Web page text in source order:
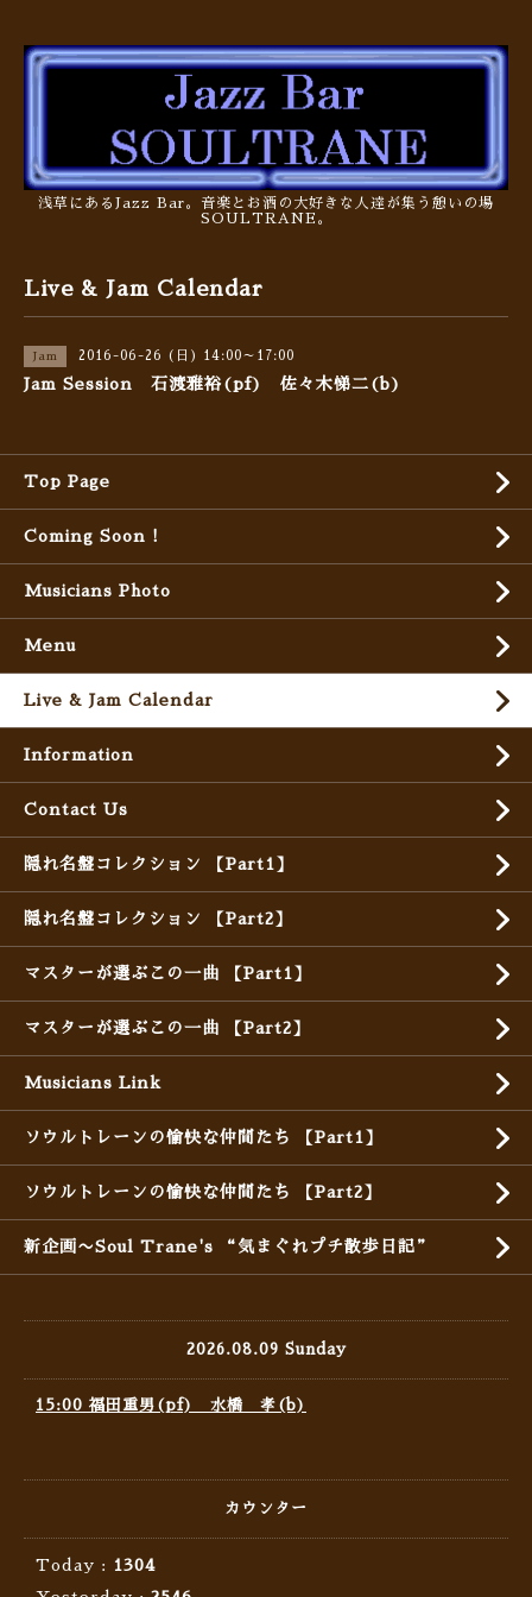
浅草にあるJazz Bar。音楽とお酒の大好きな人達が集う憩いの場
SOULTRANE。
Live & Jam Calendar
Jam 2016-06-26 (日) 14:00～17:00
Jam Session 石渡雅裕(pf) 佐々木悌二(b)
Top Page
Coming Soon !
Musicians Photo
Menu
Live & Jam Calendar
Information
Contact Us
隠れ名盤コレクション 【Part1】
隠れ名盤コレクション 【Part2】
マスターが選ぶこの一曲 【Part1】
マスターが選ぶこの一曲 【Part2】
Musicians Link
ソウルトレーンの愉快な仲間たち 【Part1】
ソウルトレーンの愉快な仲間たち 【Part2】
新企画〜Soul Trane's “気まぐれプチ散歩日記”
2026.08.09 Sunday
15:00 福田重男(pf) 水橋 孝(b)
カウンター
Today :
1304